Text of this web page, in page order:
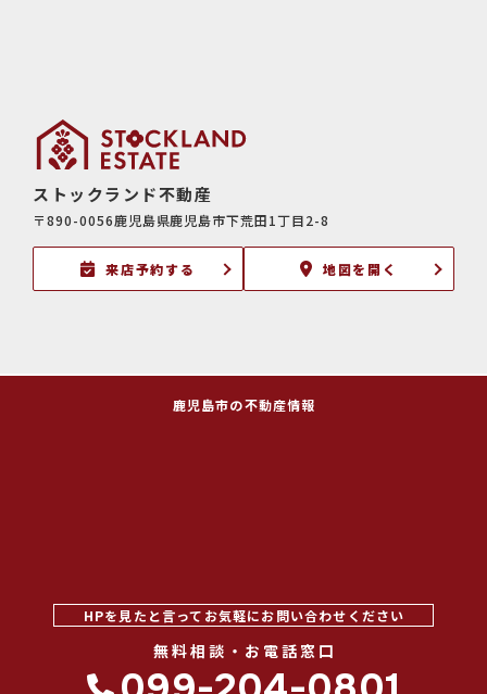
ストックランド不動産
〒890-0056鹿児島県鹿児島市下荒田1丁目2-8
来店予約する 地図を開く
鹿児島市の不動産情報
HPを見たと言ってお気軽にお問い合わせください
無料相談・お電話窓口